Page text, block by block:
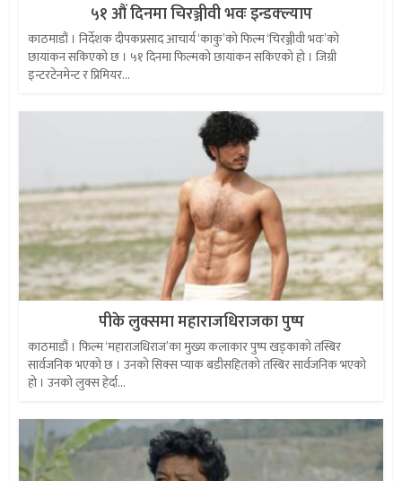
५१ औं दिनमा चिरञ्जीवी भवः इन्डक्ल्याप
काठमाडौं । निर्देशक दीपकप्रसाद आचार्य ‘काकु’को फिल्म ‘चिरञ्जीवी भवः’को
छायांकन सकिएको छ । ५१ दिनमा फिल्मको छायांकन सकिएको हो । जिग्री
इन्टरटेनमेन्ट र प्रिमियर...
पीके लुक्समा महाराजधिराजका पुष्प
काठमाडौं । फिल्म ‘महाराजधिराज’का मुख्य कलाकार पुष्प खड्काको तस्बिर
सार्वजनिक भएको छ । उनको सिक्स प्याक बडीसहितको तस्बिर सार्वजनिक भएको
हो । उनको लुक्स हेर्दा...